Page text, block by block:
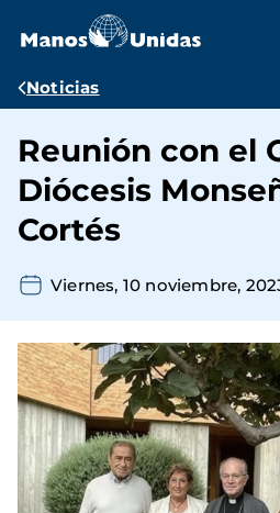
contenido
Ruta
navegación
Noticias
Reunión con el
Diócesis
Cortés
Viernes, 10 noviembre,